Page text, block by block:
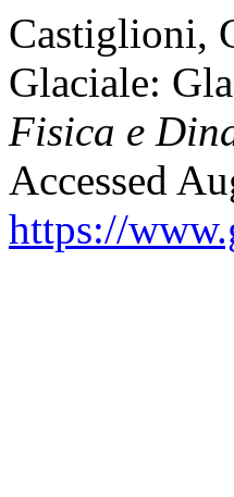
Castiglioni,
Glaciale:
Fisica e
Accessed
https://